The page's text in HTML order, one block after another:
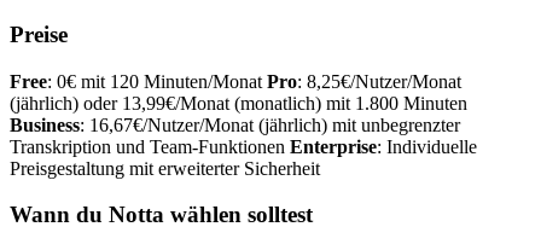
Preise
Free: 0€ mit 120 Minuten/Monat Pro: 8,25€/Nutzer/Monat
(jährlich) oder 13,99€/Monat (monatlich) mit 1.800 Minuten
Business: 16,67€/Nutzer/Monat (jährlich) mit unbegrenzter
Transkription und Team-Funktionen Enterprise: Individuelle
Preisgestaltung mit erweiterter Sicherheit
Wann du Notta wählen solltest